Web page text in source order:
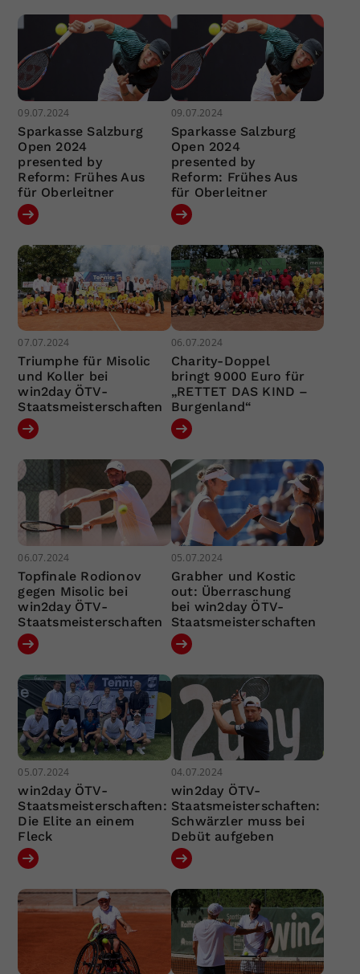
09.07.2024
Sparkasse Salzburg
Open 2024
presented by
Reform: Frühes Aus
für Oberleitner
09.07.2024
Sparkasse Salzburg
Open 2024
presented by
Reform: Frühes Aus
für Oberleitner
07.07.2024
Triumphe für Misolic
und Koller bei
win2day ÖTV-
Staatsmeisterschaften
06.07.2024
Charity-Doppel
bringt 9000 Euro für
„RETTET DAS KIND –
Burgenland“
06.07.2024
Topfinale Rodionov
gegen Misolic bei
win2day ÖTV-
Staatsmeisterschaften
05.07.2024
Grabher und Kostic
out: Überraschung
bei win2day ÖTV-
Staatsmeisterschaften
05.07.2024
win2day ÖTV-
Staatsmeisterschaften:
Die Elite an einem
Fleck
04.07.2024
win2day ÖTV-
Staatsmeisterschaften:
Schwärzler muss bei
Debüt aufgeben